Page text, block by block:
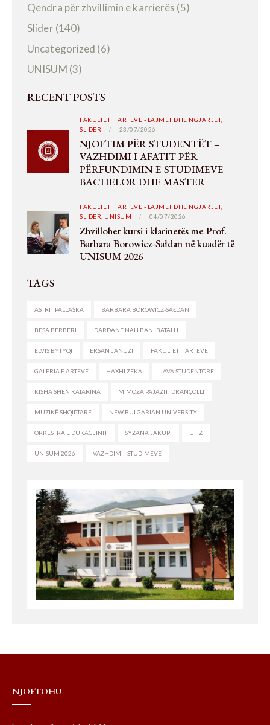
Qendra për zhvillimin e karrierës (5)
Slider (140)
Uncategorized (6)
UNISUM (3)
RECENT POSTS
FAKULTETI I ARTEVE - LAJMET DHE NGJARJET,
SLIDER
23/07/2026
NJOFTIM PËR STUDENTËT –
VAZHDIMI I AFATIT PËR
PËRFUNDIMIN E STUDIMEVE
BACHELOR DHE MASTER
FAKULTETI I ARTEVE - LAJMET DHE NGJARJET,
SLIDER, UNISUM 04/07/2026
Zhvillohet kursi i klarinetës me Prof.
Barbara Borowicz-Sałdan në kuadër të
UNISUM 2026
TAGS
ASTRIT PALLASKA BARBARA BOROWICZ-SAŁDAN
BESA BERBERI DARDANE NALLBANI BATALLI
ELVIS BYTYQI ERSAN JANUZI FAKULTETI I ARTEVE
GALERIA E ARTEVE HAXHI ZEKA JAVA STUDENTORE
KISHA SHEN KATARINA MIMOZA PAJAZITI DRANÇOLLI
MUZIKË SHQIPTARE NEW BULGARIAN UNIVERSITY
ORKESTRA E DUKAGJINIT SYZANA JAKUPI UHZ
UNISUM 2026 VAZHDIMI I STUDIMEVE
NJOFTOHU